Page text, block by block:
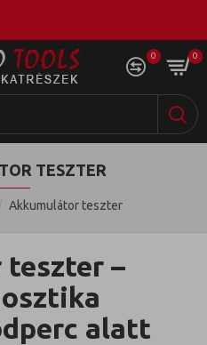
0 0
Akkumulátor teszter
TESZTER
–
alatt